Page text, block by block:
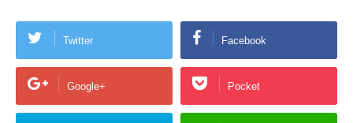
Twitter Facebook
Google+ Pocket